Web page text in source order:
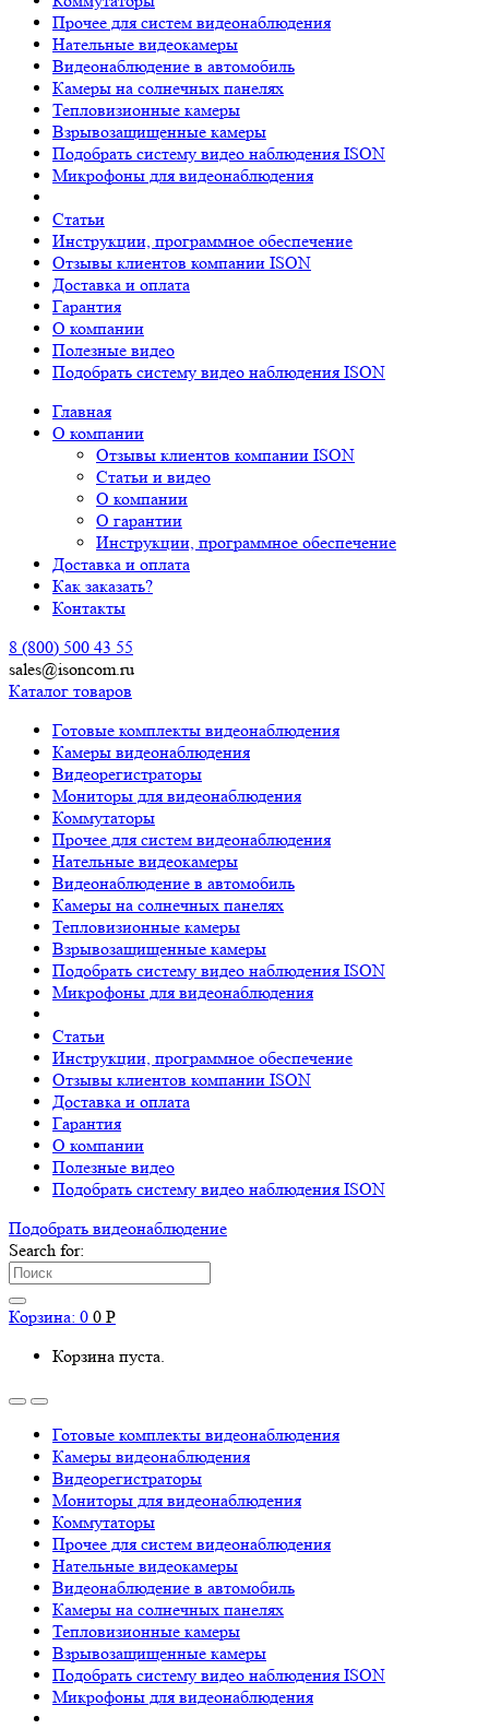
Прочее для систем видеонаблюдения
Нательные видеокамеры
Видеонаблюдение в автомобиль
Камеры на солнечных панелях
Тепловизионные камеры
Взрывозащищенные камеры
Подобрать систему видео наблюдения ISON
Микрофоны для видеонаблюдения
Статьи
Инструкции, программное обеспечение
Отзывы клиентов компании ISON
Доставка и оплата
Гарантия
О компании
Полезные видео
Подобрать систему видео наблюдения ISON
Главная
О компании
Отзывы клиентов компании ISON
Статьи и видео
О компании
О гарантии
Инструкции, программное обеспечение
Доставка и оплата
Как заказать?
Контакты
8 (800) 500 43 55
sales@isoncom.ru
Каталог товаров
Готовые комплекты видеонаблюдения
Камеры видеонаблюдения
Видеорегистраторы
Мониторы для видеонаблюдения
Коммутаторы
Прочее для систем видеонаблюдения
Нательные видеокамеры
Видеонаблюдение в автомобиль
Камеры на солнечных панелях
Тепловизионные камеры
Взрывозащищенные камеры
Подобрать систему видео наблюдения ISON
Микрофоны для видеонаблюдения
Статьи
Инструкции, программное обеспечение
Отзывы клиентов компании ISON
Доставка и оплата
Гарантия
О компании
Полезные видео
Подобрать систему видео наблюдения ISON
Подобрать видеонаблюдениe
Search for:
Корзина: 0 0 Р
Корзина пуста.
Готовые комплекты видеонаблюдения
Камеры видеонаблюдения
Видеорегистраторы
Мониторы для видеонаблюдения
Коммутаторы
Прочее для систем видеонаблюдения
Нательные видеокамеры
Видеонаблюдение в автомобиль
Камеры на солнечных панелях
Тепловизионные камеры
Взрывозащищенные камеры
Подобрать систему видео наблюдения ISON
Микрофоны для видеонаблюдения